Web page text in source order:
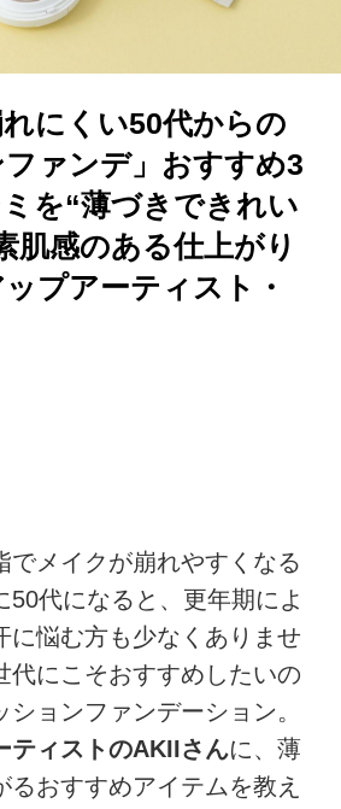
にくい50代からの
ファンデ」おすすめ3
を“薄づきできれい
肌感のある仕上がり
プアーティスト・
でメイクが崩れやすくなる
50代になると、更年期によ
に悩む方も少なくありませ
代にこそおすすめしたいの
ョンファンデーション。
ティストのAKIIさんに、薄
るおすすめアイテムを教え